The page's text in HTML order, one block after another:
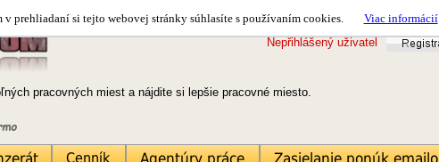
prehliadaní si tejto webovej stránky súhlasíte s používaním cookies.
Viac informácií
Nepřihlášený uživatel
pracovných miest a nájdite si lepšie pracovné miesto.